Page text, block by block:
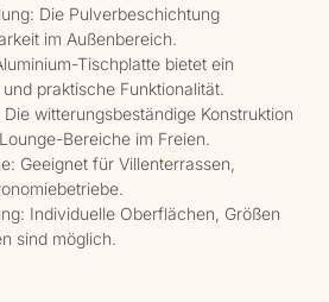
Die Pulverbeschichtung
im Außenbereich.
Tischplatte bietet ein
praktische Funktionalität.
witterungsbeständige Konstruktion
Bereiche im Freien.
Geeignet für Villenterrassen,
Individuelle Oberflächen, Größen
sind möglich.